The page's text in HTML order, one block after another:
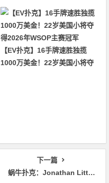
杀出局！
【EV扑克】16手牌速胜独揽
1000万美金！22岁美国小将夺
下一篇
蜗牛扑克：Jonathan Little谈扑克：评估顶对的价值